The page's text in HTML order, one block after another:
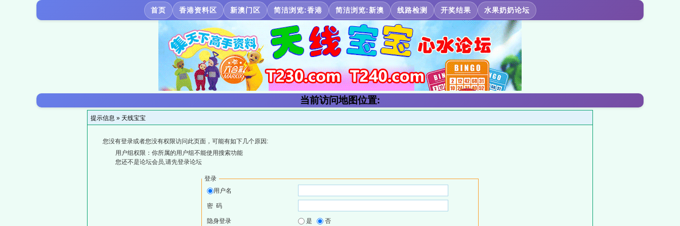
首页 香港资料区 新澳门区 简洁浏览:香港 简洁浏览:新澳 线路检测 开奖结果 水果奶奶论坛
当前访问地图位置:
提示信息 » 天线宝宝
您没有登录或者您没有权限访问此页面，可能有如下几个原因:
用户组权限：你所属的用户组不能使用搜索功能
您还不是论坛会员,请先登录论坛
登录
用户名
密 码
隐身登录 是 否